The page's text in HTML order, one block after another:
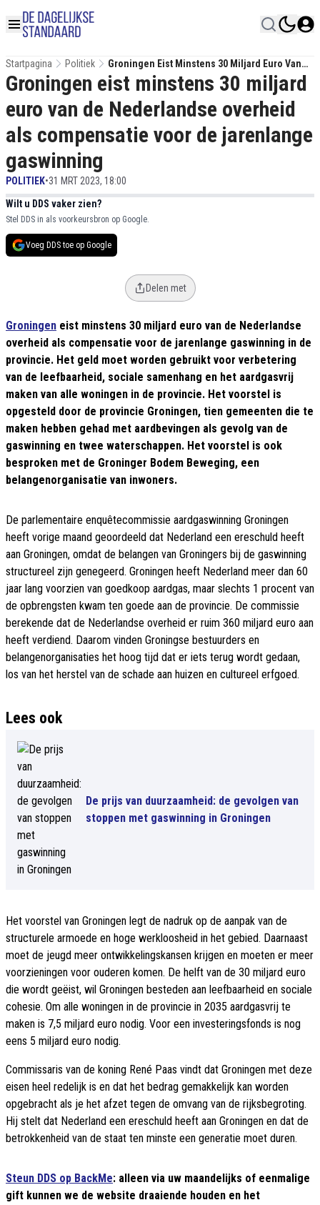
Startpagina Politiek
Groningen Eist Minstens 30 Miljard Euro Van
De Nederlandse Overheid Als Compensatie
Voor De Jarenlange Gaswinning
Groningen eist minstens 30 miljard
euro van de Nederlandse overheid
als compensatie voor de jarenlange
gaswinning
POLITIEK•31 MRT 2023, 18:00
Wilt u DDS vaker zien?
Stel DDS in als voorkeursbron op Google.
Voeg DDS toe op Google
Delen met
Groningen eist minstens 30 miljard euro van de Nederlandse
overheid als compensatie voor de jarenlange gaswinning in de
provincie. Het geld moet worden gebruikt voor verbetering
van de leefbaarheid, sociale samenhang en het aardgasvrij
maken van alle woningen in de provincie. Het voorstel is
opgesteld door de provincie Groningen, tien gemeenten die te
maken hebben gehad met aardbevingen als gevolg van de
gaswinning en twee waterschappen. Het voorstel is ook
besproken met de Groninger Bodem Beweging, een
belangenorganisatie van inwoners.
De parlementaire enquêtecommissie aardgaswinning Groningen
heeft vorige maand geoordeeld dat Nederland een ereschuld heeft
aan Groningen, omdat de belangen van Groningers bij de gaswinning
structureel zijn genegeerd. Groningen heeft Nederland meer dan 60
jaar lang voorzien van goedkoop aardgas, maar slechts 1 procent van
de opbrengsten kwam ten goede aan de provincie. De commissie
berekende dat de Nederlandse overheid er ruim 360 miljard euro aan
heeft verdiend. Daarom vinden Groningse bestuurders en
belangenorganisaties het hoog tijd dat er iets terug wordt gedaan,
los van het herstel van de schade aan huizen en cultureel erfgoed.
Lees ook
De prijs van duurzaamheid: de gevolgen van
stoppen met gaswinning in Groningen
Het voorstel van Groningen legt de nadruk op de aanpak van de
structurele armoede en hoge werkloosheid in het gebied. Daarnaast
moet de jeugd meer ontwikkelingskansen krijgen en moeten er meer
voorzieningen voor ouderen komen. De helft van de 30 miljard euro
die wordt geëist, wil Groningen besteden aan leefbaarheid en sociale
cohesie. Om alle woningen in de provincie in 2035 aardgasvrij te
maken is 7,5 miljard euro nodig. Voor een investeringsfonds is nog
eens 5 miljard euro nodig.
Commissaris van de koning René Paas vindt dat Groningen met deze
eisen heel redelijk is en dat het bedrag gemakkelijk kan worden
opgebracht als je het afzet tegen de omvang van de rijksbegroting.
Hij stelt dat Nederland een ereschuld heeft aan Groningen en dat de
betrokkenheid van de staat ten minste een generatie moet duren.
Steun DDS op BackMe: alleen via uw maandelijks of eenmalige
gift kunnen we de website draaiende houden en het